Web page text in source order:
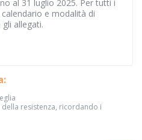
al 31 luglio 2025. Per tutti i
e modalità di
allegati.
della resistenza, ricordando i